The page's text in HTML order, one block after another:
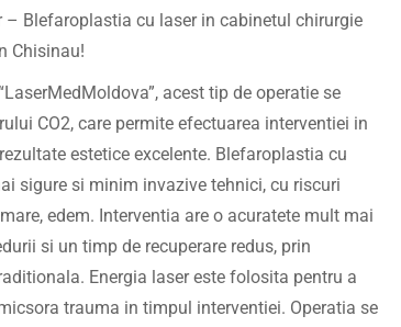
– Blefaroplastia cu laser in cabinetul chirurgie
Chisinau!
acest tip de operatie se
CO2, care permite efectuarea interventiei in
estetice excelente. Blefaroplastia cu
sigure si minim invazive tehnici, cu riscuri
edem. Interventia are o acuratete mult mai
si un timp de recuperare redus, prin
Energia laser este folosita pentru a
trauma in timpul interventiei. Operatia se